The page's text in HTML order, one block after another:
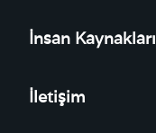
İnsan Kaynakları
İletişim